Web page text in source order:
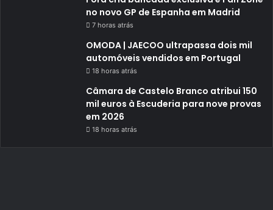
no novo GP de Espanha em Madrid
7 horas atrás
OMODA | JAECOO ultrapassa dois mil
automóveis vendidos em Portugal
18 horas atrás
Câmara de Castelo Branco atribui 150
mil euros à Escuderia para nove provas
em 2026
18 horas atrás